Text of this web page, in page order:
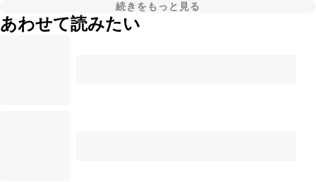
続きをもっと見る
あわせて読みたい